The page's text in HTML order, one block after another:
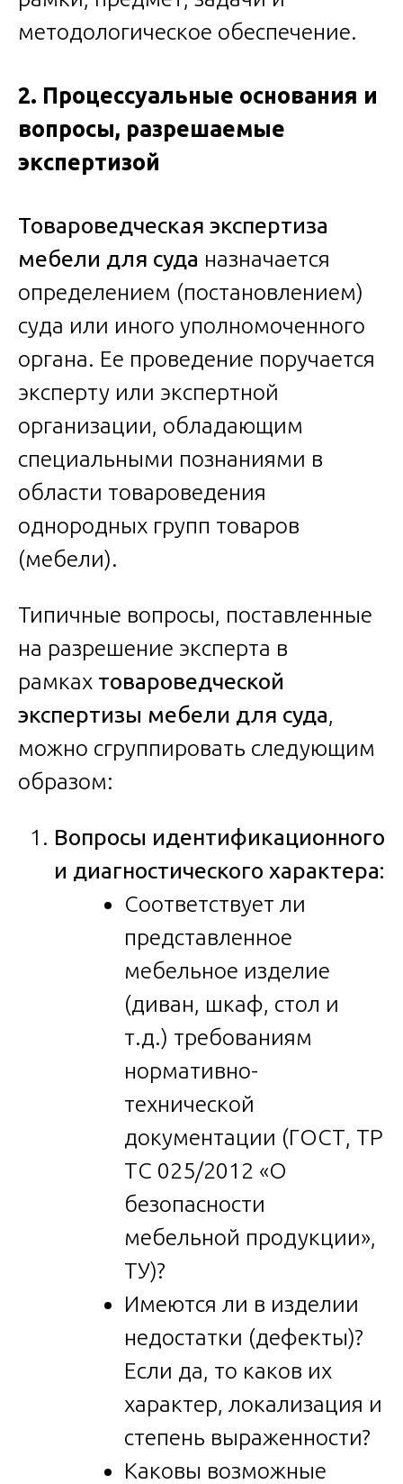
методологическое обеспечение.
2. Процессуальные основания и
вопросы, разрешаемые
экспертизой
Товароведческая экспертиза
мебели для суда назначается
определением (постановлением)
суда или иного уполномоченного
органа. Ее проведение поручается
эксперту или экспертной
организации, обладающим
специальными познаниями в
области товароведения
однородных групп товаров
(мебели).
Типичные вопросы, поставленные
на разрешение эксперта в
рамках товароведческой
экспертизы мебели для суда,
можно сгруппировать следующим
образом:
Вопросы идентификационного
и диагностического характера:
Соответствует ли
представленное
мебельное изделие
(диван, шкаф, стол и
т.д.) требованиям
нормативно-
технической
документации (ГОСТ, ТР
ТС 025/2012 «О
безопасности
мебельной продукции»,
ТУ)?
Имеются ли в изделии
недостатки (дефекты)?
Если да, то каков их
характер, локализация и
степень выраженности?
Каковы возможные